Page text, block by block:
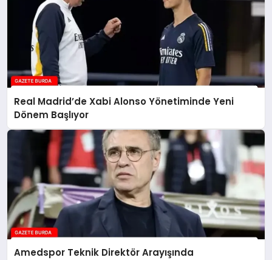
Real Madrid’de Xabi Alonso Yönetiminde Yeni
Dönem Başlıyor
Amedspor Teknik Direktör Arayışında